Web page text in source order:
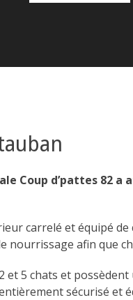
Coup d’pattes 82
carrelé et équipé
afin que
et 5 chats et
sécurisé et